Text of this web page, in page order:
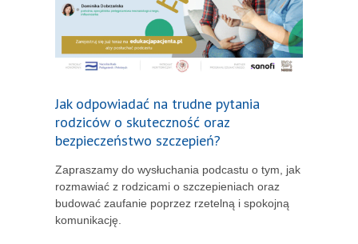
Jak odpowiadać na trudne pytania
rodziców o skuteczność oraz
bezpieczeństwo szczepień?
Zapraszamy do wysłuchania podcastu o tym, jak
rozmawiać z rodzicami o szczepieniach oraz
budować zaufanie poprzez rzetelną i spokojną
komunikację.